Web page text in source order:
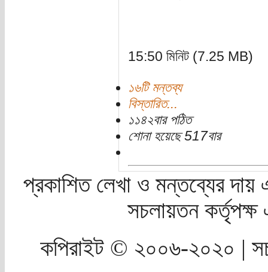
15:50 মিনিট (7.25 MB)
১৬টি মন্তব্য
বিস্তারিত...
১১৪২বার পঠিত
শোনা হয়েছে 517বার
প্রকাশিত লেখা ও মন্তব্যের দায়
সচলায়তন
কপিরাইট © ২০০৬-২০২০ |